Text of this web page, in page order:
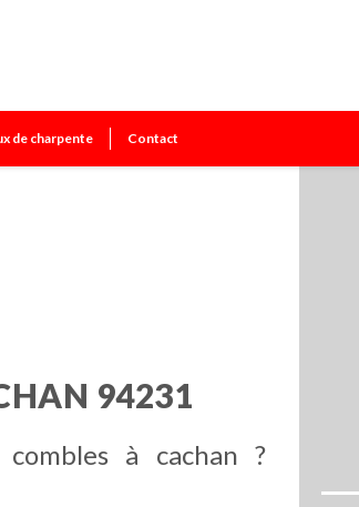
de charpente Contact
94231
à cachan ?